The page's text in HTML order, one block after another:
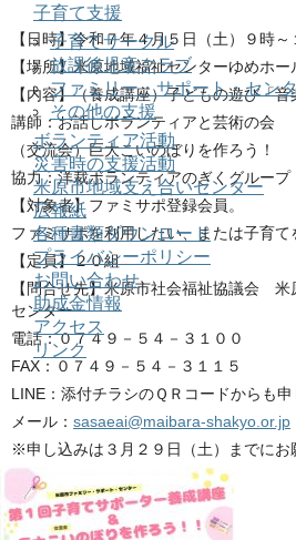
子育て支援
子育てサークル
放課後児童クラブ
ファミリー・サポート・セン
その他の支援
ボランティア活動
災害時の支援活動
米原市地域支え合いセンター
広報紙
各種書類ダウンロード
プライバシーポリシー
お問い合わせ
助成金情報
アクセス
リンク
【日時】令和７年４月５日（土）９時～
【場所】米原地域福祉センターゆめホ
【内容】（養成講座）子どもの遊び「
講師：お話しボランティアと芸術の会
（交流会）巨大こいのぼりを作ろう！
協力：洋裁ボランティアのぎくグループ
【対象者】ファミサポ登録会員。
ファミサポを利用したい、または子育て
【定員】２０組
【問合せ先】米原市社会福祉協議会 米
センター
電話：０７４９－５４－３１００
FAX：０７４９－５４－３１１５
LINE：添付チラシのＱＲコードからも
メール： sasaeai@maibara-shakyo.or.jp
※申し込みは３月２９日（土）までにお